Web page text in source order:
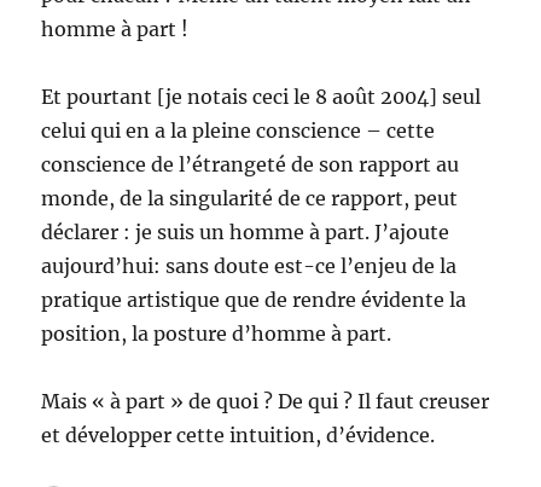
homme à part !
Et pourtant [je notais ceci le 8 août 2004] seul
celui qui en a la pleine conscience – cette
conscience de l’étrangeté de son rapport au
monde, de la singularité de ce rapport, peut
déclarer : je suis un homme à part. J’ajoute
aujourd’hui: sans doute est-ce l’enjeu de la
pratique artistique que de rendre évidente la
position, la posture d’homme à part.
Mais « à part » de quoi ? De qui ? Il faut creuser
et développer cette intuition, d’évidence.